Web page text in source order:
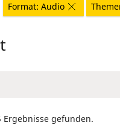
Format: Audio
Ergebnisse gefunden.